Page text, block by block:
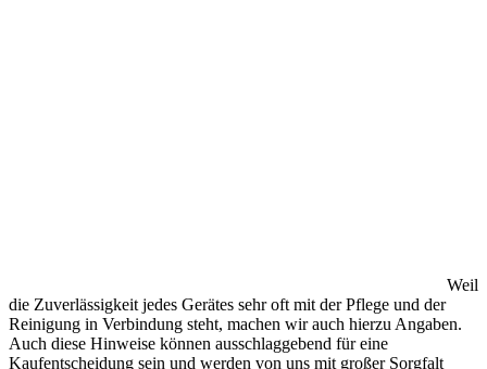
Weil
die Zuverlässigkeit jedes Gerätes sehr oft mit der Pflege und der
Reinigung in Verbindung steht, machen wir auch hierzu Angaben.
Auch diese Hinweise können ausschlaggebend für eine
Kaufentscheidung sein und werden von uns mit großer Sorgfalt